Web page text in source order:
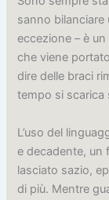
sanno
eccezione – è
che viene
dire delle braci
tempo si scarica
L’uso del
e decadente, un
lasciato sazio,
di più. Mentre